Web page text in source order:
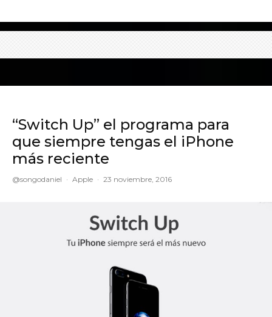
“Switch Up” el programa para
que siempre tengas el iPhone
más reciente
@songodaniel · Apple · 23 noviembre, 2016